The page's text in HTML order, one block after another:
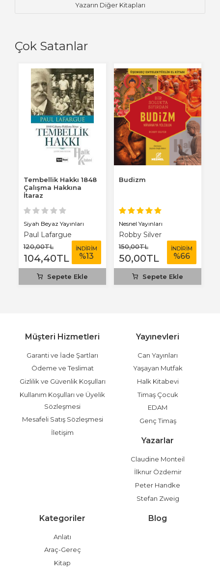
Yazarın Diğer Kitapları
Çok Satanlar
Tembellik Hakkı 1848
Çalışma Hakkına
İtaraz
Siyah Beyaz Yayınları
Paul Lafargue
120,00TL
104,40TL
İNDİRİM
%13
Sepete Ekle
Budizm
Nesnel Yayınları
Robby Silver
150,00TL
50,00TL
İNDİRİM
%66
Sepete Ekle
Müşteri Hizmetleri
Garanti ve İade Şartları
Ödeme ve Teslimat
Gizlilik ve Güvenlik Koşulları
Kullanım Koşulları ve Üyelik
Sözleşmesi
Mesafeli Satış Sözleşmesi
İletişim
Yayınevleri
Can Yayınları
Yaşayan Mutfak
Halk Kitabevi
Timaş Çocuk
EDAM
Genç Timaş
Yazarlar
Claudine Monteil
İlknur Özdemir
Peter Handke
Stefan Zweig
Kategoriler
Anlatı
Araç-Gereç
Kitap
Blog